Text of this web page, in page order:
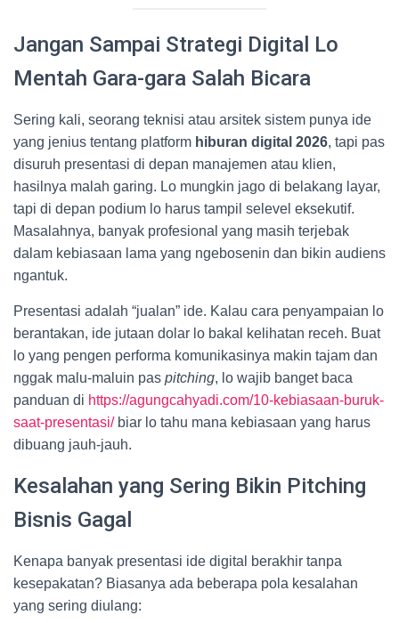
Jangan Sampai Strategi Digital Lo
Mentah Gara-gara Salah Bicara
Sering kali, seorang teknisi atau arsitek sistem punya ide
yang jenius tentang platform hiburan digital 2026, tapi pas
disuruh presentasi di depan manajemen atau klien,
hasilnya malah garing. Lo mungkin jago di belakang layar,
tapi di depan podium lo harus tampil selevel eksekutif.
Masalahnya, banyak profesional yang masih terjebak
dalam kebiasaan lama yang ngebosenin dan bikin audiens
ngantuk.
Presentasi adalah “jualan” ide. Kalau cara penyampaian lo
berantakan, ide jutaan dolar lo bakal kelihatan receh. Buat
lo yang pengen performa komunikasinya makin tajam dan
nggak malu-maluin pas pitching, lo wajib banget baca
panduan di https://agungcahyadi.com/10-kebiasaan-buruk-
saat-presentasi/biar lo tahu mana kebiasaan yang harus
dibuang jauh-jauh.
Kesalahan yang Sering Bikin Pitching
Bisnis Gagal
Kenapa banyak presentasi ide digital berakhir tanpa
kesepakatan? Biasanya ada beberapa pola kesalahan
yang sering diulang: